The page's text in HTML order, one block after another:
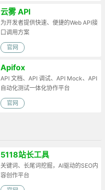
云雾 API
为开发者提供快速、便捷的Web API接
口调用方案
官网
Apifox
API 文档、API 调试、API Mock、API
自动化测试一体化协作平台
官网
5118站长工具
关键词、长尾词挖掘，AI驱动的SEO内
容创作平台